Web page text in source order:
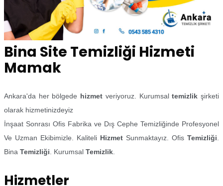
Bina Site Temizliği Hizmeti
Mamak
Ankara'da her bölgede hizmet veriyoruz. Kurumsaltemizlik şirketi
olarak hizmetinizdeyiz
İnşaat Sonrası Ofis Fabrika ve Dış Cephe Temizliğinde Profesyonel
Ve Uzman Ekibimizle. Kaliteli Hizmet Sunmaktayız. Ofis Temizliği
Bina Temizliği . Kurumsal Temizlik
Hizmetler